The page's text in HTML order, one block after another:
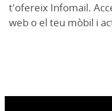
t'ofereix Infomail.
web o el teu mòbil i